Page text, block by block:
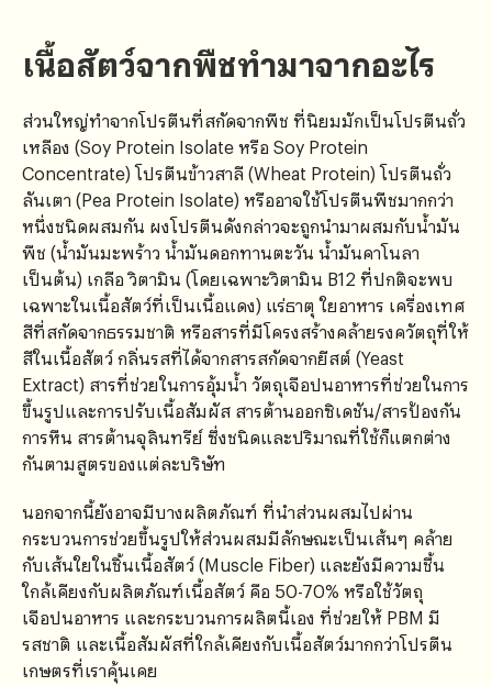
เนื้อสัตว์จากพืชทำมาจากอะไร
ส่วนใหญ่ทำจากโปรตีนที่สกัดจากพืช ที่นิยมมักเป็นโปรตีนถั่ว
เหลือง (Soy Protein Isolate หรือ Soy Protein
Concentrate) โปรตีนข้าวสาลี (Wheat Protein) โปรตีนถั่ว
ลันเตา (Pea Protein Isolate) หรืออาจใช้โปรตีนพืชมากกว่า
หนึ่งชนิดผสมกัน ผงโปรตีนดังกล่าวจะถูกนำมาผสมกับน้ำมัน
พืช (น้ำมันมะพร้าว น้ำมันดอกทานตะวัน น้ำมันคาโนลา
เป็นต้น) เกลือ วิตามิน (โดยเฉพาะวิตามิน B12 ที่ปกติจะพบ
เฉพาะในเนื้อสัตว์ที่เป็นเนื้อแดง) แร่ธาตุ ใยอาหาร เครื่องเทศ
สีที่สกัดจากธรรมชาติ หรือสารที่มีโครงสร้างคล้ายรงควัตถุที่ให้
สีในเนื้อสัตว์ กลิ่นรสที่ได้จากสารสกัดจากยีสต์ (Yeast
Extract) สารที่ช่วยในการอุ้มน้ำ วัตถุเจือปนอาหารที่ช่วยในการ
ขึ้นรูปและการปรับเนื้อสัมผัส สารต้านออกซิเดชัน/สารป้องกัน
การหืน สารต้านจุลินทรีย์ ซึ่งชนิดและปริมาณที่ใช้ก็แตกต่าง
กันตามสูตรของแต่ละบริษัท
นอกจากนี้ยังอาจมีบางผลิตภัณฑ์ ที่นำส่วนผสมไปผ่าน
กระบวนการช่วยขึ้นรูปให้ส่วนผสมมีลักษณะเป็นเส้นๆ คล้าย
กับเส้นใยในชิ้นเนื้อสัตว์ (Muscle Fiber) และยังมีความชื้น
ใกล้เคียงกับผลิตภัณฑ์เนื้อสัตว์ คือ 50-70% หรือใช้วัตถุ
เจือปนอาหาร และกระบวนการผลิตนี้เอง ที่ช่วยให้ PBM มี
รสชาติ และเนื้อสัมผัสที่ใกล้เคียงกับเนื้อสัตว์มากกว่าโปรตีน
เกษตรที่เราคุ้นเคย